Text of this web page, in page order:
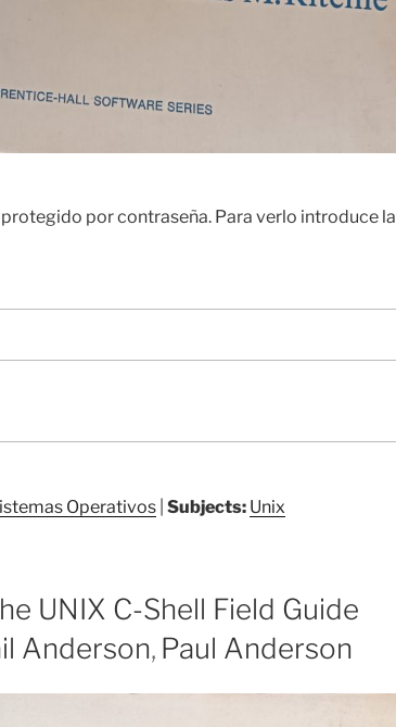
por contraseña. Para verlo introduce la
Operativos Subjects: Unix
UNIX C-Shell Field Guide
Anderson, Paul Anderson